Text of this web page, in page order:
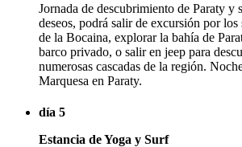
Jornada de descubrimiento de Paraty y
deseos, podrá salir de excursión por
de la Bocaina, explorar la bahía de
barco privado, o salir en jeep para
numerosas cascadas de la región.
Marquesa en Paraty.
día 5
Estancia de Yoga y Surf